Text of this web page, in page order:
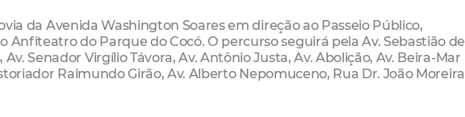
da Avenida Washington Soares em direção ao Passeio Público,
Anfiteatro do Parque do Cocó. O percurso seguirá pela Av. Sebastião de
Senador Virgílio Távora, Av. Antônio Justa, Av. Abolição, Av. Beira-Mar
Raimundo Girão, Av. Alberto Nepomuceno, Rua Dr. João Moreira